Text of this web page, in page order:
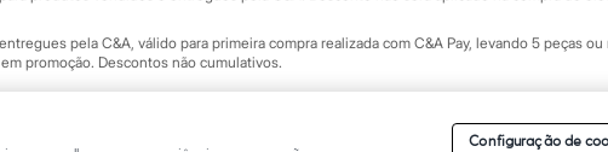
pela C&A, válido para primeira compra realizada com C&A Pay, levando 5 peças
promoção. Descontos não cumulativos.
Configuração de